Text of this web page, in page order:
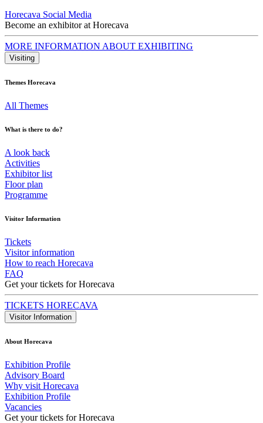
Horecava Social Media
Become an exhibitor at Horecava
MORE INFORMATION ABOUT EXHIBITING
Visiting
Themes Horecava
All Themes
What is there to do?
A look back
Activities
Exhibitor list
Floor plan
Programme
Visitor Information
Tickets
Visitor information
How to reach Horecava
FAQ
Get your tickets for Horecava
TICKETS HORECAVA
Visitor Information
About Horecava
Exhibition Profile
Advisory Board
Why visit Horecava
Exhibition Profile
Vacancies
Get your tickets for Horecava